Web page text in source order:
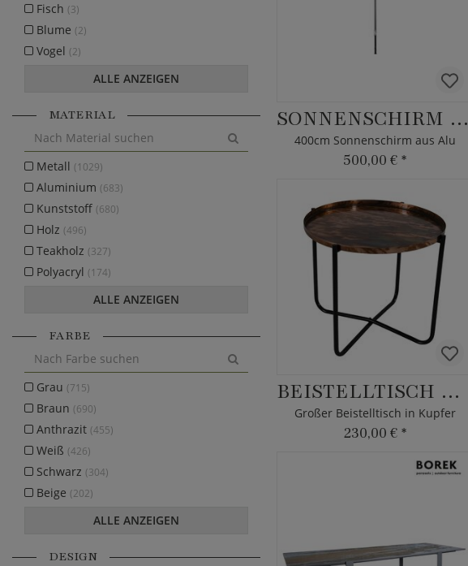
SONNENSCHIRM USIMO
400cm Sonnenschirm aus Alu
500,00 € *
BEISTELLTISCH AERIS
Großer Beistelltisch in Kupfer
230,00 € *
Fisch (3)
Blume (2)
Vogel (2)
ALLE ANZEIGEN
MATERIAL
Metall (1029)
Aluminium (683)
Kunststoff (680)
Holz (496)
Teakholz (327)
Polyacryl (174)
ALLE ANZEIGEN
FARBE
Grau (715)
Braun (690)
Anthrazit (455)
Weiß (426)
Schwarz (304)
Beige (202)
ALLE ANZEIGEN
DESIGN